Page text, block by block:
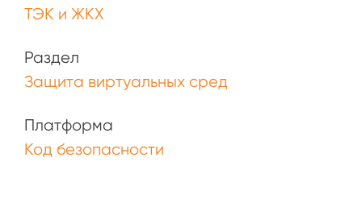
ТЭК и ЖКХ
Раздел
Защита виртуальных сред
Платформа
Код безопасности